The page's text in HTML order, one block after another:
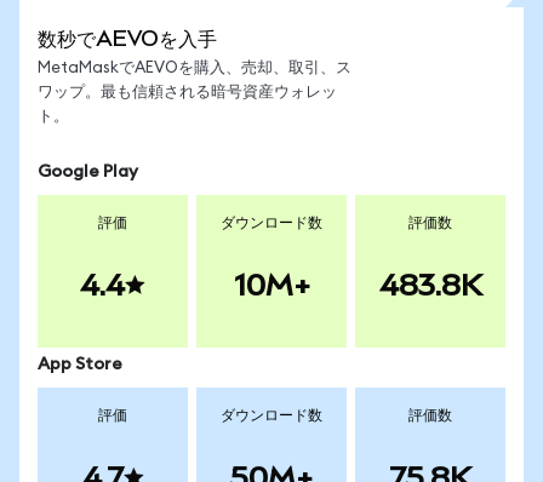
数秒でAEVOを入手
MetaMaskでAEVOを購入、売却、取引、ス
ワップ。最も信頼される暗号資産ウォレッ
ト。
Google Play
評価
4.4
ダウンロード数
10M+
評価数
483.8K
App Store
評価 ダウンロード数 評価数